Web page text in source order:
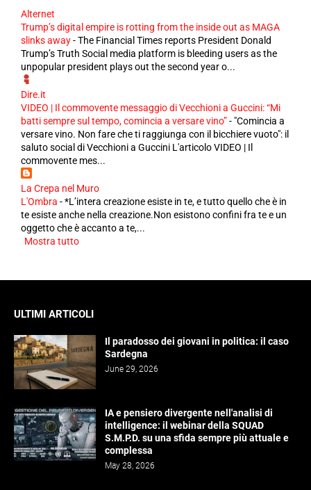
Alternet
Trump’s digital empire is rotting from the inside out as MAGA
slinks away-The Financial Times reports President Donald
Trump’s Truth Social media platform is bleeding users as the
unpopular president plays out the second year o...
Dire.it
VIDEO | Il commovente messaggio di Vecchioni a Guccini: “Mi
batti sempre sul tempo, comincia a versare vino”- "Comincia a
versare vino. Non fare che ti raggiunga con il bicchiere vuoto": il
saluto social di Vecchioni a Guccini L'articolo VIDEO | Il
commovente mes...
La Crepa nel Muro
L'Ombra -*L’intera creazione esiste in te, e tutto quello che è in
te esiste anche nella creazione.Non esistono confini fra te e un
oggetto che è accanto a te,...
Mostra tutto
ULTIMI ARTICOLI
Il paradosso dei giovani in politica: il caso
Sardegna
June 29, 2026
IA e pensiero divergente nell'analisi di
intelligence: il webinar della SQUAD
S.M.P.D. su una sfida sempre più attuale e
complessa
May 28, 2026